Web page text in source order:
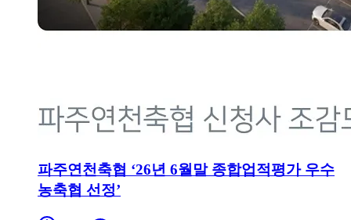
파주연천축협 ‘26년 6월말 종합업적평가 우수
농축협 선정’